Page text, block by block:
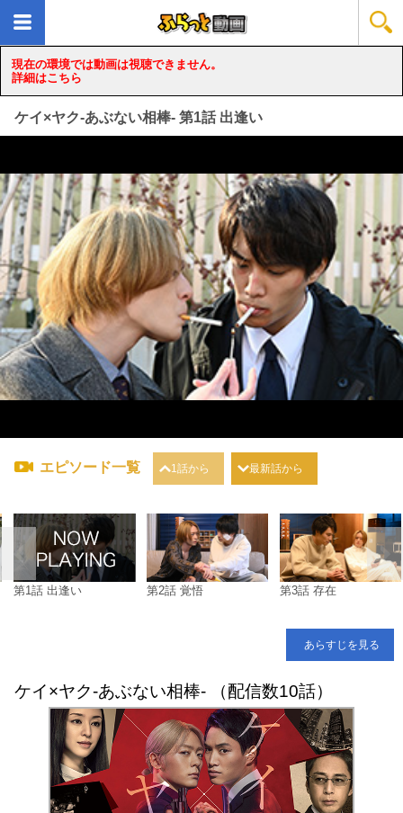
現在の環境では動画は視聴できません。
詳細はこちら
ケイ×ヤク-あぶない相棒- 第1話 出逢い
loading...
エピソード一覧 1話から 最新話から
第1話 出逢い 第2話 覚悟 第3話 存在
あらすじを見る
ケイ×ヤク-あぶない相棒- （配信数10話）